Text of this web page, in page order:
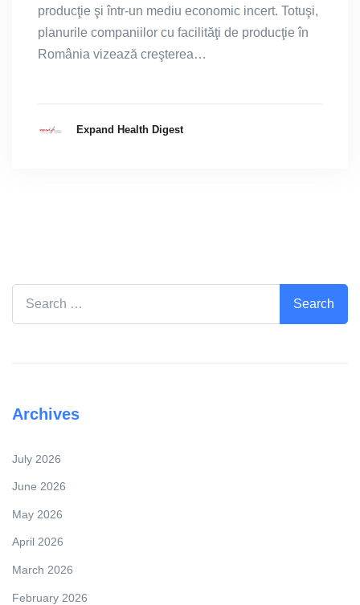
producţie şi într-un mediu economic incert. Totuşi,
planurile companiilor cu facilităţi de producţie în
România vizează creşterea…
Expand Health Digest
Archives
July 2026
June 2026
May 2026
April 2026
March 2026
February 2026